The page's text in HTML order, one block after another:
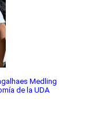
Medling
de la UDA